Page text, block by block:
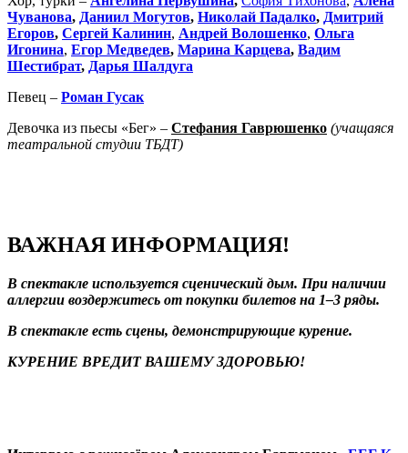
Чуванова, Даниил Могутов, Николай Падалко, Дмитрий
Егоров, Сергей Калинин, Андрей Волошенко, Ольга
Игонина, Егор Медведев, Марина Карцева, Вадим
Шестибрат, Дарья Шалдуга
Певец – Роман Гусак
Девочка из пьесы «Бег» – Стефания Гаврюшенко (учащаяся
театральной студии ТБДТ)
ВАЖНАЯ ИНФОРМАЦИЯ!
В спектакле используется сценический дым. При наличии
аллергии воздержитесь от покупки билетов на 1–3 ряды.
В спектакле есть сцены, демонстрирующие курение.
КУРЕНИЕ ВРЕДИТ ВАШЕМУ ЗДОРОВЬЮ!